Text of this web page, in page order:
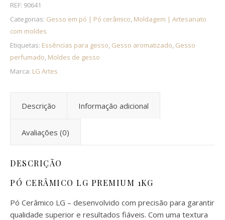
REF: 90641
Categorias: Gesso em pó | Pó cerâmico, Moldagem | Artesanato
com moldes
Etiquetas: Essências para gesso, Gesso aromatizado, Gesso
perfumado, Moldes de gesso
Marca: LG Artes
Descrição Informação adicional
Avaliações (0)
DESCRIÇÃO
PÓ CERÂMICO LG PREMIUM 1KG
Pó Cerâmico LG – desenvolvido com precisão para garantir
qualidade superior e resultados fiáveis. Com uma textura